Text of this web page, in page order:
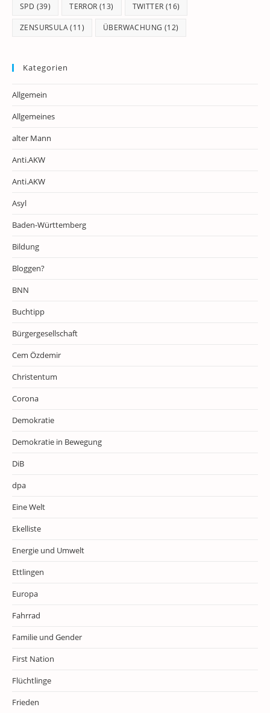
SPD (39) TERROR (13) TWITTER (16)
ZENSURSULA(11) ÜBERWACHUNG (12)
Kategorien
Allgemein
Allgemeines
alter Mann
Anti.AKW
Anti.AKW
Asyl
Baden-Württemberg
Bildung
Bloggen?
BNN
Buchtipp
Bürgergesellschaft
Cem Özdemir
Christentum
Corona
Demokratie
Demokratie in Bewegung
DiB
dpa
Eine Welt
Ekelliste
Energie und Umwelt
Ettlingen
Europa
Fahrrad
Familie und Gender
First Nation
Flüchtlinge
Frieden